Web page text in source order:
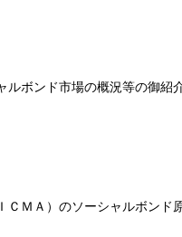
ルボンド市場の概況等の御紹
ＣＭＡ）のソーシャルボンド